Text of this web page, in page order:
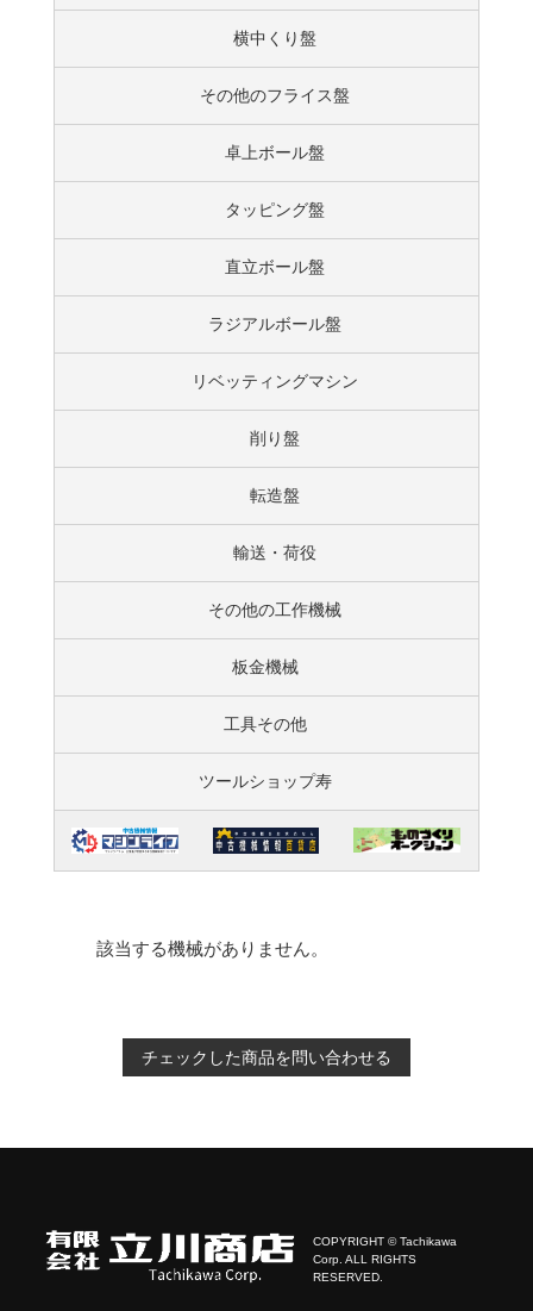
該当する機械がありません。
横中くり盤
その他のフライス盤
卓上ボール盤
タッピング盤
直立ボール盤
ラジアルボール盤
リベッティングマシン
削り盤
転造盤
輸送・荷役
その他の工作機械
板金機械
工具その他
ツールショップ寿
チェックした商品を問い合わせる
COPYRIGHT © Tachikawa
Corp. ALL RIGHTS
RESERVED.